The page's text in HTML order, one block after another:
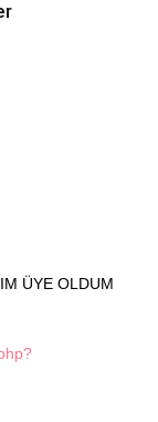
ÜYE OLDUM